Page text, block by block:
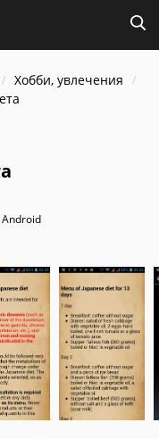
Хобби, увлечения